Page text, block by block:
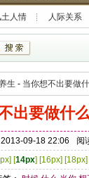
土人情 人际关系
热门搜索：林
生 - 当你想不出要做
出要做什
2013-09-18 22:06 阅
] [14px] [16px] [18px]